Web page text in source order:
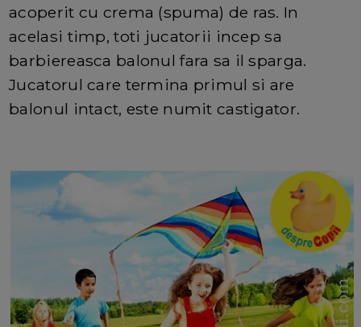
acoperit cu crema (spuma) de ras. In
acelasi timp, toti jucatorii incep sa
barbiereasca balonul fara sa il sparga.
Jucatorul care termina primul si are
balonul intact, este numit castigator.